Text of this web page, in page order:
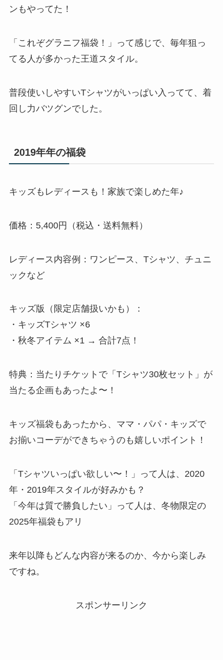
ンもやってた！
「これぞグラニフ福袋！」って感じで、毎年狙っ
てる人が多かった王道スタイル。
普段使いしやすいTシャツがいっぱい入ってて、着
回し力バツグンでした。
2019年年の福袋
キッズもレディースも！家族で楽しめた年♪
価格：5,400円（税込・送料無料）
レディース内容例：ワンピース、Tシャツ、チュニ
ックなど
キッズ版（限定店舗扱いかも）：
・キッズTシャツ ×6
・秋冬アイテム ×1 → 合計7点！
特典：当たりチケットで「Tシャツ30枚セット」が
当たる企画もあったよ〜！
キッズ福袋もあったから、ママ・パパ・キッズで
お揃いコーデができちゃうのも嬉しいポイント！
「Tシャツいっぱい欲しい〜！」って人は、2020
年・2019年スタイルが好みかも？
「今年は質で勝負したい」って人は、冬物限定の
2025年福袋もアリ
来年以降もどんな内容が来るのか、今から楽しみ
ですね。
スポンサーリンク